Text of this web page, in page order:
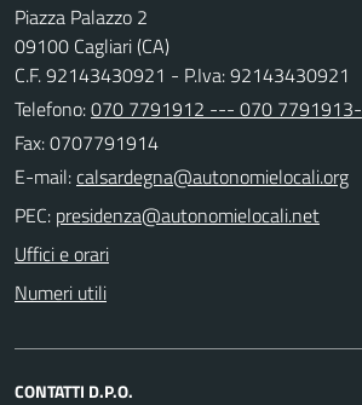
Piazza Palazzo 2
09100 Cagliari (CA)
C.F. 92143430921 - P.Iva: 92143430921
Telefono:070 7791912 --- 070 7791913-
Fax: 0707791914
E-mail:
PEC:
Uffici e orari
Numeri utili
CONTATTI D.P.O.